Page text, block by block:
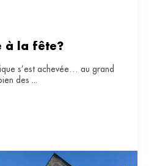
à la fête?
s’est achevée… au grand
des ...